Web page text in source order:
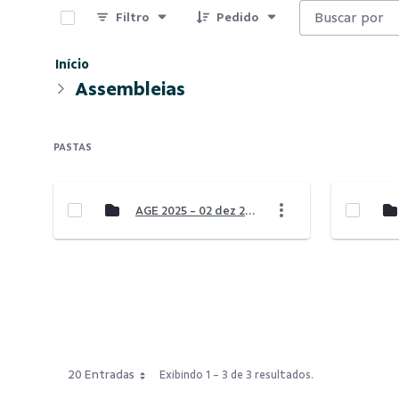
Filtro Pedido
Início
Assembleias
PASTAS
AGE 2025 - 02 dez 2025
20 Entradas Exibindo 1 - 3 de 3 resultados.